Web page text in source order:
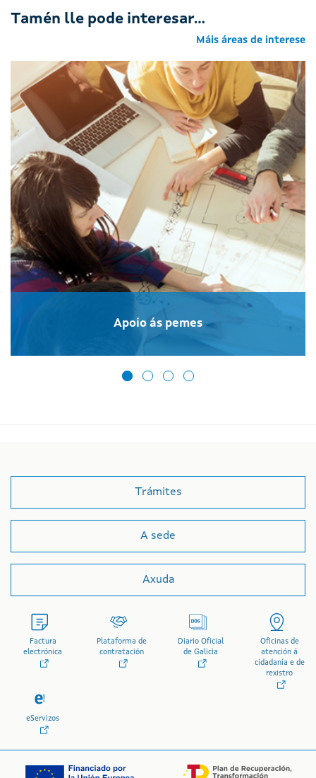
Tamén lle pode interesar...
Máis áreas de interese
Apoio ás pemes
Trámites
A sede
Axuda
Factura
electrónica
Plataforma de
contratación
Diario Oficial
de Galicia
Oficinas de
atención á
cidadanía e de
rexistro
eServizos